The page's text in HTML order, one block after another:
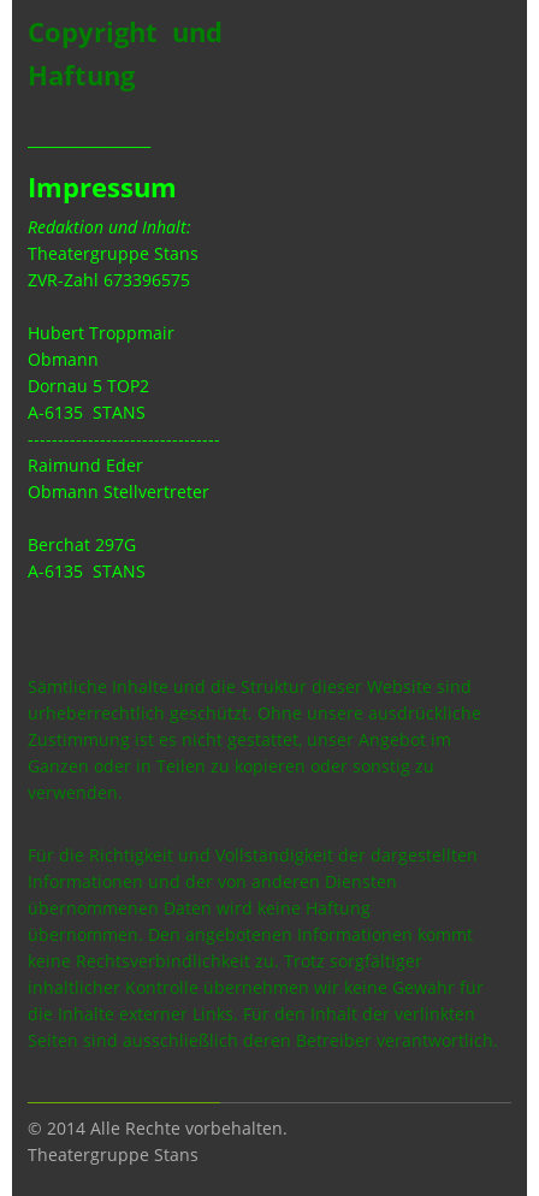
Copyright und
Haftung
Impressum
Redaktion und Inhalt:
Theatergruppe Stans
ZVR-Zahl 673396575
Hubert Troppmair
Obmann
Dornau 5 TOP2
A-6135 STANS
--------------------------------
Raimund Eder
Obmann Stellvertreter
Berchat 297G
A-6135 STANS
Sämtliche Inhalte und die Struktur dieser Website sind
urheberrechtlich geschützt. Ohne unsere ausdrückliche
Zustimmung ist es nicht gestattet, unser Angebot im
Ganzen oder in Teilen zu kopieren oder sonstig zu
verwenden.
Für die Richtigkeit und Vollständigkeit der dargestellten
Informationen und der von anderen Diensten
übernommenen Daten wird keine Haftung
übernommen. Den angebotenen Informationen kommt
keine Rechtsverbindlichkeit zu. Trotz sorgfältiger
inhaltlicher Kontrolle übernehmen wir keine Gewähr für
die Inhalte externer Links. Für den Inhalt der verlinkten
Seiten sind ausschließlich deren Betreiber verantwortlich.
© 2014 Alle Rechte vorbehalten.
Theatergruppe Stans